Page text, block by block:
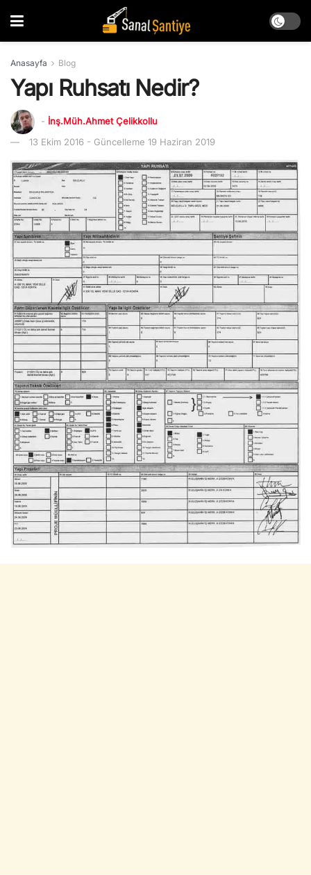
Anasayfa Blog
Yapı Ruhsatı Nedir?
- İnş.Müh.Ahmet Çelikkollu
13 Ekim 2016 - Güncelleme 19 Haziran 2019